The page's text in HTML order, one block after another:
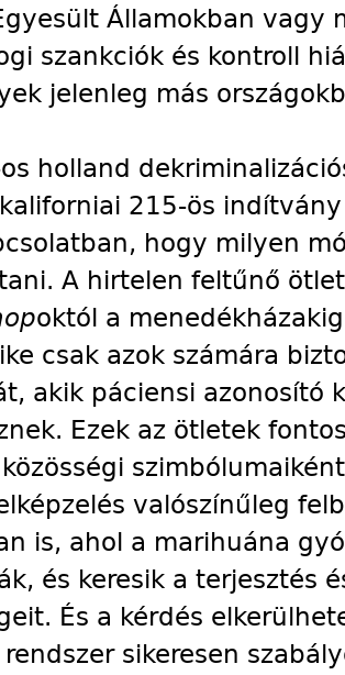
Államokban vagy
szankciók és kontroll
jelenleg más
holland
215-ös
hogy milyen
A hirtelen feltűnő
októl a
csak azok számára
akik páciensi azonosító
Ezek az ötletek
valószínűleg
is, ahol a marihuána
és keresik a terjesztés
És a kérdés
sikeresen